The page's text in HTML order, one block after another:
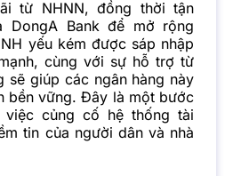
từ NHNN, đồng thời tận
DongA Bank để mở rộng
yếu kém được sáp nhập
cùng với sự hỗ trợ từ
sẽ giúp các ngân hàng này
bền vững. Đây là một bước
củng cố hệ thống tài
tin của người dân và nhà